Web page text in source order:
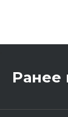
Ранее